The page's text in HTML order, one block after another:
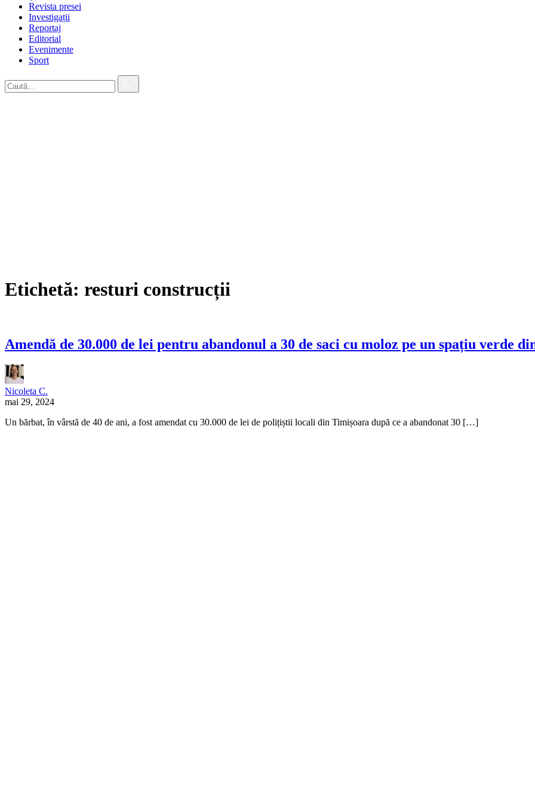
Revista presei
Investigații
Reportaj
Editorial
Evenimente
Sport
Etichetă: resturi construcții
Amendă de 30.000 de lei pentru abandonul a 30 de saci cu moloz pe un spațiu verde
Nicoleta C.
mai 29, 2024
Un bărbat, în vârstă de 40 de ani, a fost amendat cu 30.000 de lei de polițiștii locali din Timișoara după ce a abandonat 30 […]